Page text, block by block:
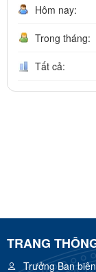
Hôm nay:
Trong tháng:
Tất cả:
TRANG
Trưởng Ban